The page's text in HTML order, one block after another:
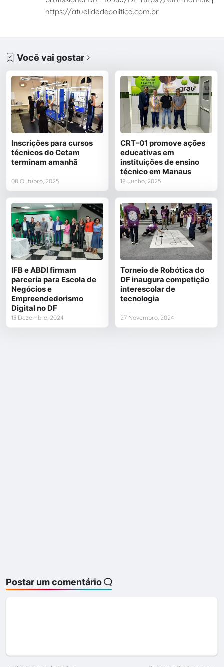
https://atualidadepolitica.com.br
Você vai gostar
Inscrições para cursos
técnicos do Cetam
terminam amanhã
08 Outubro, 2025
CRT-01 promove ações
educativas em
instituições de ensino
técnico em Manaus
18 Junho, 2025
IFB e ABDI firmam
parceria para Escola de
Negócios e
Empreendedorismo
Digital no DF
13 Dezembro, 2024
Torneio de Robótica do
DF inaugura competição
interescolar de
tecnologia
27 Novembro, 2024
Postar um comentário